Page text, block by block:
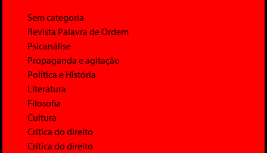
Sem categoria
Revista Palavra de Ordem
Psicanálise
Propaganda e agitação
Política e História
Literatura
Filosofia
Cultura
Crítica do direito
Crítica do direito